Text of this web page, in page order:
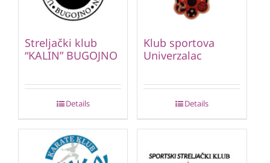
Streljački klub
“KALIN” BUGOJNO
Details
Klub sportova
Univerzalac
Details